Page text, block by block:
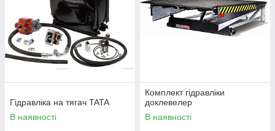
Гідравліка на тягач TATA
В наявності
Комплект гідравліки
доклевелер
В наявності